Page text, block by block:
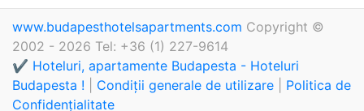
www.budapesthotelsapartments.com Copyright ©
2002 - 2026 Tel: +36 (1) 227-9614
✔️ Hoteluri, apartamente Budapesta - Hoteluri
Budapesta !
Condiții generale de utilizare
Politica de
Confidențialitate